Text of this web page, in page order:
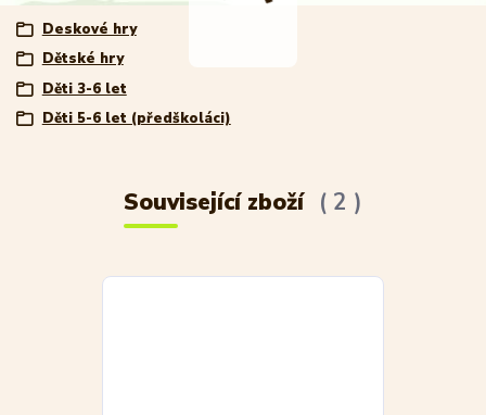
Deskové hry
Dětské hry
Děti 3-6 let
Děti 5-6 let (předškoláci)
Související zboží 2